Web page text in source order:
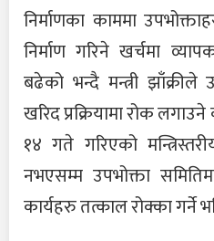
निर्माणका काममा
निर्माण गरिने खर्चमा
बढेको भन्दै मन्त्री झाँक्रीले
खरिद प्रक्रियामा रोक
१४ गते गरिएको
नभएसम्म उपभोक्ता
कार्यहरु तत्काल रोक्का गर्ने